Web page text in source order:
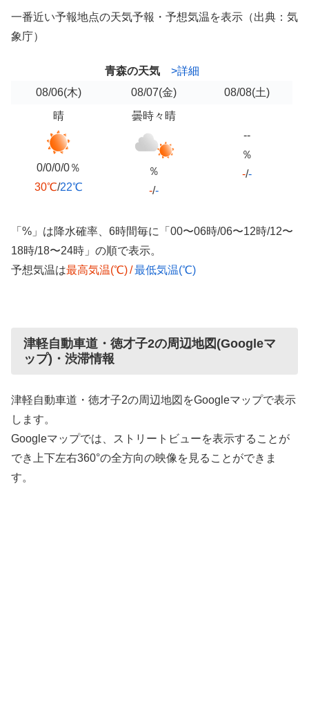
一番近い予報地点の天気予報・予想気温を表示（出典：気
象庁）
青森の天気
>詳細
08/06(木) 08/07(金) 08/08(土)
晴
0/0/0/0％
30℃/22℃
曇時々晴
％
-/-
--
％
-/-
「%」は降水確率、6時間毎に「00〜06時/06〜12時/12〜
18時/18〜24時」の順で表示。
予想気温は最高気温(℃)/最低気温(℃)
津軽自動車道・徳才子2の周辺地図(Googleマ
ップ)・渋滞情報
津軽自動車道・徳才子2の周辺地図をGoogleマップで表示
します。
Googleマップでは、ストリートビューを表示することが
でき上下左右360°の全方向の映像を見ることができま
す。